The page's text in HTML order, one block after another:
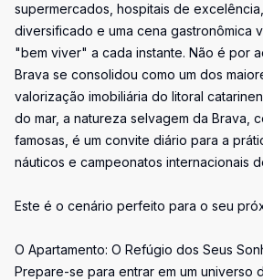
supermercados, hospitais de
diversificado e uma cena gastronômica
"bem viver" a cada instante. Não é por
Brava se consolidou como um dos
valorização imobiliária do litoral
do mar, a natureza selvagem da Brava,
famosas, é um convite diário para a
náuticos e campeonatos internacionais
Este é o cenário perfeito para o seu
O Apartamento: O Refúgio dos Seus
Prepare-se para entrar em um universo